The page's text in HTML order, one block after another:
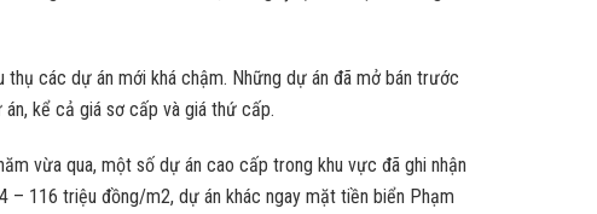
thụ các dự án mới khá chậm. Những dự án đã mở bán trước
kể cả giá sơ cấp và giá thứ cấp.
vừa qua, một số dự án cao cấp trong khu vực đã ghi nhận
116 triệu đồng/m2, dự án khác ngay mặt tiền biển Phạm